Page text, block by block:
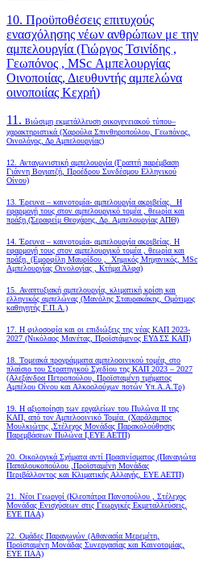
10. Προϋποθέσεις επιτυχούς
ενασχόλησης νέων ανθρώπων με την
αμπελουργία (Γιώργος Τσινίδης ,
Γεωπόνος , MSc Αμπελουργίας
Οινοποιίας, Διευθυντής αμπελώνα
οινοποιίας Κεχρή)
11. Βιώσιμη εκμετάλλευση οικογενειακού τύπου–
χαρακτηριστικά (Χαρούλα Σπινθηροπούλου, Γεωπόνος,
Οινολόγος, Δρ Αμπελουργίας)
12. Ανταγωνιστική αμπελουργία (Γραπτή παρέμβαση
Γιάννη Βογιατζή, Προέδρου Συνδέσμου Ελληνικού
Οίνου)
13. Έρευνα – καινοτομία- αμπελουργία ακριβείας. Η
εφαρμογή τους στον αμπελουργικό τομέα , θεωρία και
πράξη.(Σεραφείμ Θεοχάρης, Δρ. Αμπελουργίας ΑΠΘ)
14. Έρευνα – καινοτομία- αμπελουργία ακριβείας. Η
εφαρμογή τους στον αμπελουργικό τομέα , θεωρία και
πράξη. (Εμορφίλη Μαυρίδου , Χημικός Μηχανικός, MSc
Αμπελουργίας Οινολογίας , Κτήμα Άλφα)
15. Αναπτυξιακή αμπελουργία, κλιματική κρίση και
ελληνικός αμπελώνας (Μανόλης Σταυρακάκης, Ομότιμος
καθηγητής Γ.Π.Α.)
17. Η φιλοσοφία και οι επιδιώξεις της νέας ΚΑΠ 2023-
2027 (Νικόλαος Μανέτας, Προϊστάμενος ΕΥΔ ΣΣ ΚΑΠ)
18. Tομεακά προγράμματα αμπελοοινικού τομέα, στο
πλαίσιο του Στρατηγικού Σχεδίου της ΚΑΠ 2023 – 2027
(Αλεξάνδρα Πετροπούλου, Προϊσταμένη τμήματος
Αμπέλου Οίνου και Αλκοολούχων ποτών Υπ.Α.Α.Τρ)
19. Η αξιοποίηση των εργαλείων του Πυλώνα ΙΙ της
ΚΑΠ, από τον Αμπελοοινικό Τομέα. (Χαράλαμπος
Μουλκιώτης ,Στέλεχος Μονάδας Παρακολούθησης
Παρεμβάσεων Πυλώνα Ι,ΕΥΕ ΑΕΤΠ)
20. Οικολογικά Σχήματα αντί Πρασινίσματος (Παναγιώτα
Παπαλουκοπούλου ,Προϊσταμένη Μονάδας
Περιβάλλοντος και Κλιματικής Αλλαγής, ΕΥΕ ΑΕΤΠ)
21. Νέοι Γεωργοί (Κλεοπάτρα Πανοπούλου , Στέλεχος
Μονάδας Ενισχύσεων στις Γεωργικές Εκμεταλλεύσεις,
ΕΥΕ ΠΑΑ)
22. Ομάδες Παραγωγών (Αθανασία Μερεμέτη,
Προϊσταμένη Μονάδας Συνεργασίας και Καινοτομίας,
ΕΥΕ ΠΑΑ)